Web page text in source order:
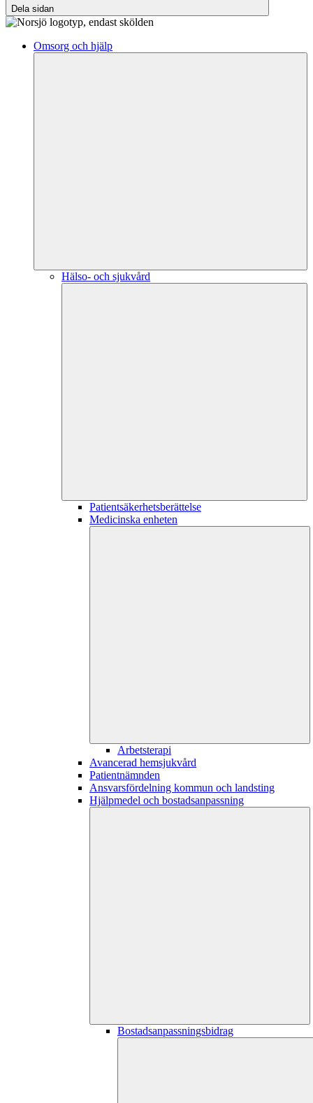
Dela sidan
Omsorg och hjälp
Hälso- och sjukvård
Patientsäkerhetsberättelse
Medicinska enheten
Arbetsterapi
Avancerad hemsjukvård
Patientnämnden
Ansvarsfördelning kommun och landsting
Hjälpmedel och bostadsanpassning
Bostadsanpassningsbidrag